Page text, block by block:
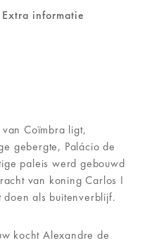
Extra informatie
Coïmbra ligt,
gebergte, Palácio de
paleis werd gebouwd
van koning Carlos I
doen als buitenverblijf.
kocht Alexandre de